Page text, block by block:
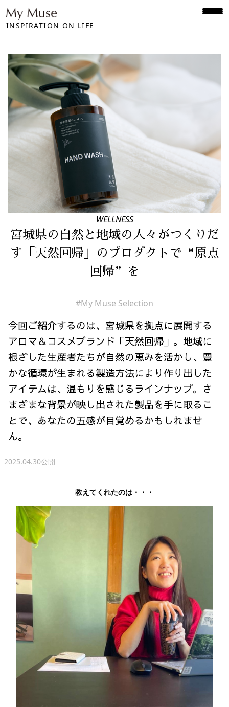
INSPIRATION ON LIFE
WELLNESS
宮城県の自然と地域の人々がつくりだ
す「天然回帰」のプロダクトで“原点
回帰”を
#My Muse Selection
今回ご紹介するのは、宮城県を拠点に展開する
アロマ＆コスメブランド「天然回帰」。地域に
根ざした生産者たちが自然の恵みを活かし、豊
かな循環が生まれる製造方法により作り出した
アイテムは、温もりを感じるラインナップ。さ
まざまな背景が映し出された製品を手に取るこ
とで、あなたの五感が目覚めるかもしれませ
ん。
2025.04.30公開
教えてくれたのは・・・